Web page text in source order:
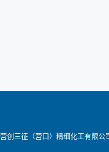
营创三征（营口）精细化工有限公